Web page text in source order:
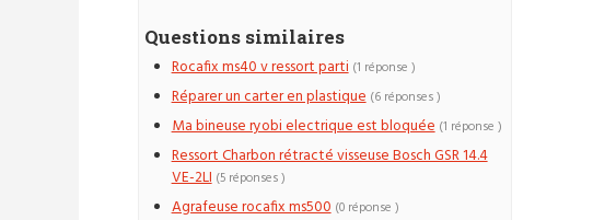
Questions similaires
Rocafix ms40 v ressort parti (1 réponse )
Réparer un carter en plastique (6 réponses )
Ma bineuse ryobi electrique est bloquée (1 réponse )
Ressort Charbon rétracté visseuse Bosch GSR 14.4
VE-2LI (5 réponses )
Agrafeuse rocafix ms500 (0 réponse )